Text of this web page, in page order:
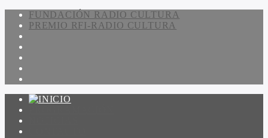
FUNDACIÓN RADIO CULTURA
PREMIO RFI-RADIO CULTURA